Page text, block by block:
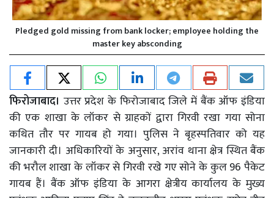
Pledged gold missing from bank locker; employee holding the
master key absconding
फिरोजाबाद। उत्तर प्रदेश के फिरोजाबाद जिले में बैंक ऑफ इंडिया
की एक शाखा के लॉकर से ग्राहकों द्वारा गिरवी रखा गया सोना
कथित तौर पर गायब हो गया। पुलिस ने बृहस्पतिवार को यह
जानकारी दी। अधिकारियों के अनुसार, अरांव थाना क्षेत्र स्थित बैंक
की भरौल शाखा के लॉकर से गिरवी रखे गए सोने के कुल 96 पैकेट
गायब हैं। बैंक ऑफ इंडिया के आगरा क्षेत्रीय कार्यालय के मुख्य